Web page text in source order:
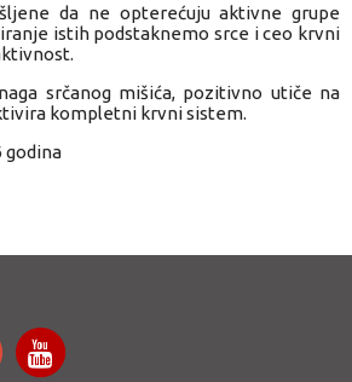
da ne opterećuju aktivne grupe
istih podstaknemo srce i ceo krvni
srčanog mišića, pozitivno utiče na
kompletni krvni sistem.
godina